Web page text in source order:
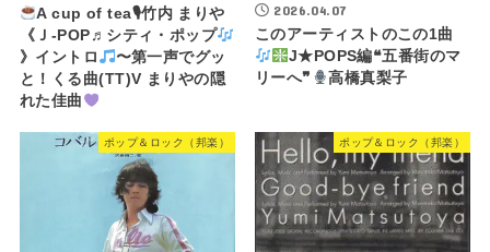
A cup of tea🎙竹内 まりや
《Ｊ-POP♬シティ・ポップ
》イントロ
〜第一声でグッ
と！くる曲(TT)V まりやの隠
れた佳曲
2026.04.07
このアーティストのこの1曲
J★POPS編❝五番街のマ
リーへ❞
高橋真梨子
ポップ＆ロック（邦楽） ポップ＆ロック（邦楽）